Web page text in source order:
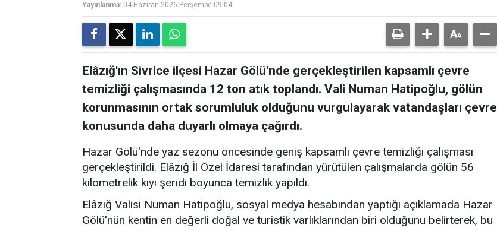
Yayınlanma: 04 Haziran 2026 Perşembe 09:04
Elâzığ'ın Sivrice ilçesi Hazar Gölü'nde gerçekleştirilen kapsamlı çevre
temizliği çalışmasında 12 ton atık toplandı. Vali Numan Hatipoğlu, gölün
korunmasının ortak sorumluluk olduğunu vurgulayarak vatandaşları çevre
konusunda daha duyarlı olmaya çağırdı.
Hazar Gölü'nde yaz sezonu öncesinde geniş kapsamlı çevre temizliği çalışması
gerçekleştirildi. Elâzığ İl Özel İdaresi tarafından yürütülen çalışmalarda gölün 56
kilometrelik kıyı şeridi boyunca temizlik yapıldı.
Elâzığ Valisi Numan Hatipoğlu, sosyal medya hesabından yaptığı açıklamada Hazar
Gölü'nün kentin en değerli doğal ve turistik varlıklarından biri olduğunu belirterek, bu